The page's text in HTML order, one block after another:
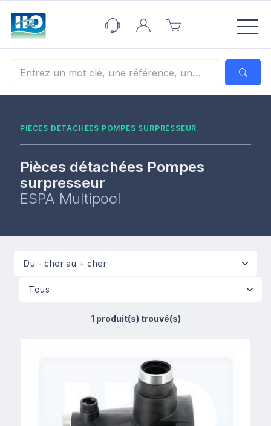
PIÈCES DÉTACHÉES POMPES SURPRESSEUR
Pièces détachées Pompes
surpresseur
ESPA Multipool
1 produit(s) trouvé(s)